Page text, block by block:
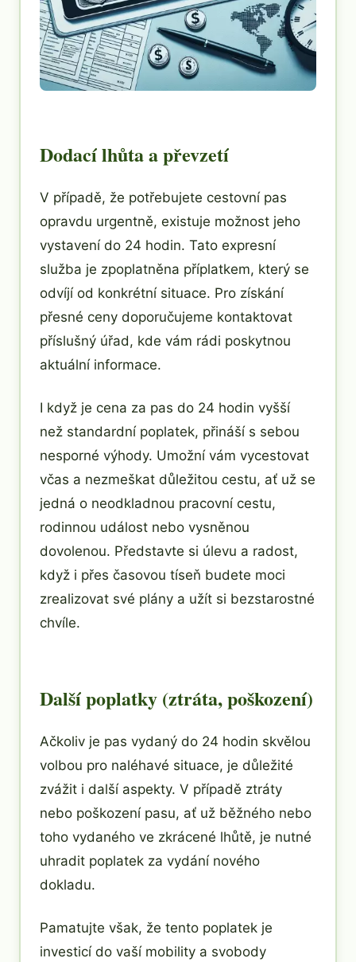
Dodací lhůta a převzetí
V případě, že potřebujete cestovní pas
opravdu urgentně, existuje možnost jeho
vystavení do 24 hodin. Tato expresní
služba je zpoplatněna příplatkem, který se
odvíjí od konkrétní situace. Pro získání
přesné ceny doporučujeme kontaktovat
příslušný úřad, kde vám rádi poskytnou
aktuální informace.
I když je cena za pas do 24 hodin vyšší
než standardní poplatek, přináší s sebou
nesporné výhody. Umožní vám vycestovat
včas a nezmeškat důležitou cestu, ať už se
jedná o neodkladnou pracovní cestu,
rodinnou událost nebo vysněnou
dovolenou. Představte si úlevu a radost,
když i přes časovou tíseň budete moci
zrealizovat své plány a užít si bezstarostné
chvíle.
Další poplatky (ztráta, poškození)
Ačkoliv je pas vydaný do 24 hodin skvělou
volbou pro naléhavé situace, je důležité
zvážit i další aspekty. V případě ztráty
nebo poškození pasu, ať už běžného nebo
toho vydaného ve zkrácené lhůtě, je nutné
uhradit poplatek za vydání nového
dokladu.
Pamatujte však, že tento poplatek je
investicí do vaší mobility a svobody